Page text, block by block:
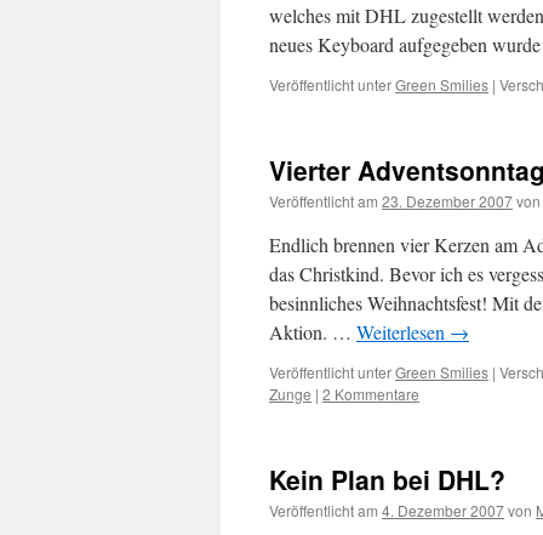
welches mit DHL zugestellt
neues Keyboard aufgegeben
Veröffentlicht unterGreen Smilies |
Vierter Adventsonntag
Veröffentlicht am 23. Dezember 2007von
Endlich brennen vier Kerzen am
das Christkind. Bevor ich es
besinnliches Weihnachtsfest! Mit
Aktion. … Weiterlesen →
Veröffentlicht unterGreen Smilies |
Zunge | 2 Kommentare
Kein Plan bei DHL?
Veröffentlicht am 4. Dezember 2007von